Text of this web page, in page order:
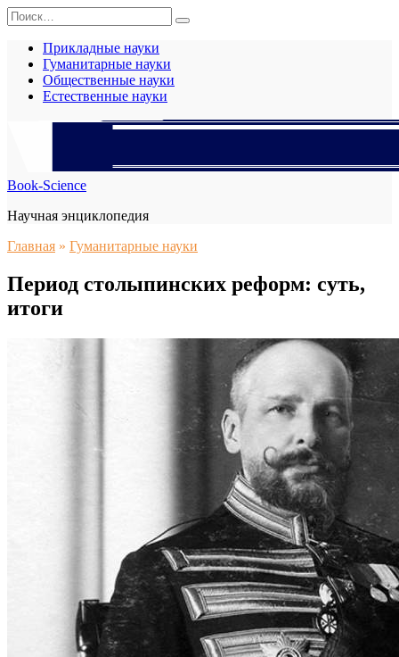
Перейти
к
содержанию
Search
for:
Прикладные науки
Гуманитарные науки
Общественные науки
Естественные науки
Book-Science
Научная энциклопедия
Главная » Гуманитарные науки
Период столыпинских реформ: суть,
итоги